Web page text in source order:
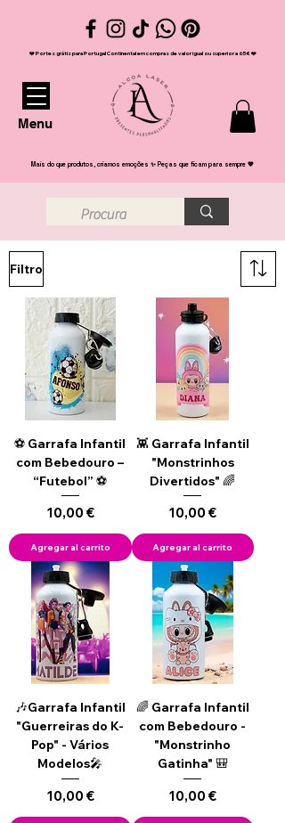
❤️ Portes grátis para Portugal Continental em compras de valor igual ou superior a 65€ ❤️
Menu
Mais do que produtos, criamos emoções ✨ Peças que ficam para sempre 💖
Filtro
⚽ Garrafa Infantil
com Bebedouro –
“Futebol” ⚽
Precio
10,00 €
Agregar al carrito
👾 Garrafa Infantil
"Monstrinhos
Divertidos" 🌈
Precio
10,00 €
Agregar al carrito
🎶Garrafa Infantil
"Guerreiras do K-
Pop" - Vários
Modelos🎤
Precio
10,00 €
🌈 Garrafa Infantil
com Bebedouro -
"Monstrinho
Gatinha" 🎒
Precio
10,00 €